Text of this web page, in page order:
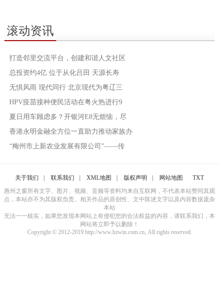
滚动资讯
打造邻里交流平台，创建和谐人文社区
总投资约4亿 位于从化吕田 天源长寿
无惧风雨 现代同行 北京现代为粤辽三
HPV疫苗接种便民活动在粤火热进行9
夏日用车顾虑多？开银河E8无烦恼，尽
香港永明金融全方位一直助力推动家族办
“梅州市上新农业发展有限公司”——传
关于我们 | 联系我们 | XML地图 | 版权声明 | 网站地图
TXT
惠州之窗所有文字、图片、视频、音频等资料均来自互联网，不代表本站赞同其观
点，本站亦不为其版权负责。相关作品的原创性、文中陈述文字以及内容数据庞杂
本站
无法一一核实，如果您发现本网站上有侵犯您的合法权益的内容，请联系我们，本
网站将立即予以删除！
Copyright © 2012-2019 http://www.hzwin.com.cn, All rights reserved.